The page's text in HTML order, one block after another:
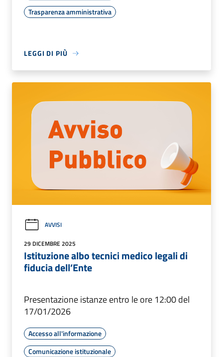
Trasparenza amministrativa
LEGGI DI PIÙ
AVVISI
29 DICEMBRE 2025
Istituzione albo tecnici medico legali di
fiducia dell’Ente
Presentazione istanze entro le ore 12:00 del
17/01/2026
Accesso all'informazione
Comunicazione istituzionale